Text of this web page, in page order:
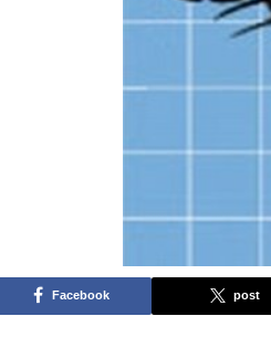
Facebook post